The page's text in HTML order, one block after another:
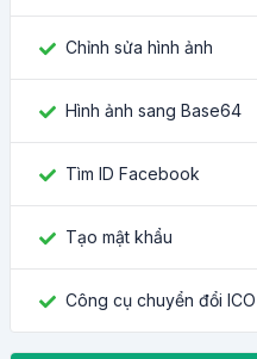
Chỉnh sửa hình ảnh
Hình ảnh sang Base64
Tìm ID Facebook
Tạo mật khẩu
Công cụ chuyển đổi ICO